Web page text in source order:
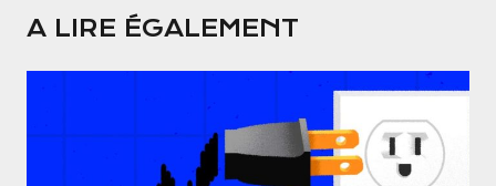
A LIRE ÉGALEMENT